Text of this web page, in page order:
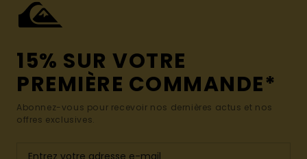
15% SUR VOTRE
PREMIÈRE COMMANDE*
Abonnez-vous pour recevoir nos dernières actus et nos
offres exclusives.